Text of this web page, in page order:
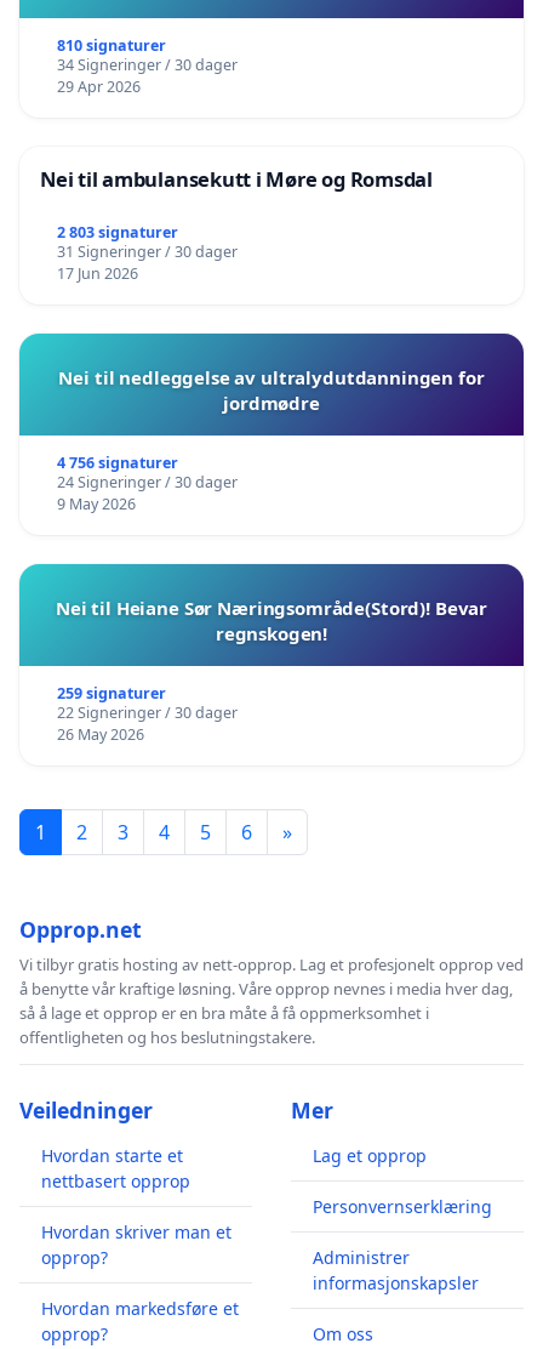
810 signaturer
34 Signeringer / 30 dager
29 Apr 2026
Nei til ambulansekutt i Møre og Romsdal
2 803 signaturer
31 Signeringer / 30 dager
17 Jun 2026
Nei til nedleggelse av ultralydutdanningen for
jordmødre
4 756 signaturer
24 Signeringer / 30 dager
9 May 2026
Nei til Heiane Sør Næringsområde(Stord)! Bevar
regnskogen!
259 signaturer
22 Signeringer / 30 dager
26 May 2026
1 2 3 4 5 6 »
Opprop.net
Vi tilbyr gratis hosting av nett-opprop. Lag et profesjonelt opprop ved
å benytte vår kraftige løsning. Våre opprop nevnes i media hver dag,
så å lage et opprop er en bra måte å få oppmerksomhet i
offentligheten og hos beslutningstakere.
Veiledninger
Hvordan starte et
nettbasert opprop
Hvordan skriver man et
opprop?
Hvordan markedsføre et
opprop?
Mer
Lag et opprop
Personvernserklæring
Administrer
informasjonskapsler
Om oss